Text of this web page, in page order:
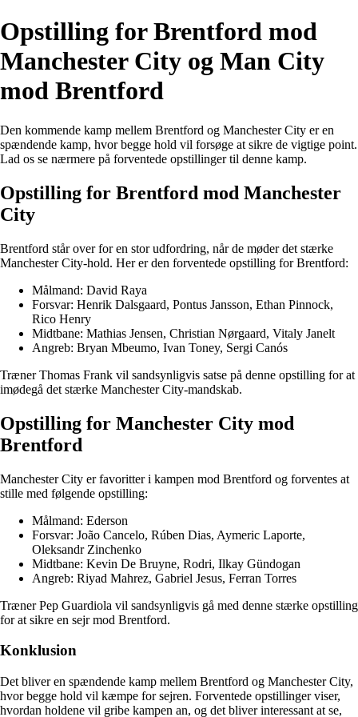
Opstilling for Brentford mod
Manchester City og Man City
mod Brentford
Den kommende kamp mellem Brentford og Manchester City er en
spændende kamp, hvor begge hold vil forsøge at sikre de vigtige point.
Lad os se nærmere på forventede opstillinger til denne kamp.
Opstilling for Brentford mod Manchester
City
Brentford står over for en stor udfordring, når de møder det stærke
Manchester City-hold. Her er den forventede opstilling for Brentford:
Målmand: David Raya
Forsvar: Henrik Dalsgaard, Pontus Jansson, Ethan Pinnock,
Rico Henry
Midtbane: Mathias Jensen, Christian Nørgaard, Vitaly Janelt
Angreb: Bryan Mbeumo, Ivan Toney, Sergi Canós
Træner Thomas Frank vil sandsynligvis satse på denne opstilling for at
imødegå det stærke Manchester City-mandskab.
Opstilling for Manchester City mod
Brentford
Manchester City er favoritter i kampen mod Brentford og forventes at
stille med følgende opstilling:
Målmand: Ederson
Forsvar: João Cancelo, Rúben Dias, Aymeric Laporte,
Oleksandr Zinchenko
Midtbane: Kevin De Bruyne, Rodri, Ilkay Gündogan
Angreb: Riyad Mahrez, Gabriel Jesus, Ferran Torres
Træner Pep Guardiola vil sandsynligvis gå med denne stærke opstilling
for at sikre en sejr mod Brentford.
Konklusion
Det bliver en spændende kamp mellem Brentford og Manchester City,
hvor begge hold vil kæmpe for sejren. Forventede opstillinger viser,
hvordan holdene vil gribe kampen an, og det bliver interessant at se,